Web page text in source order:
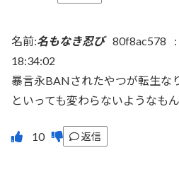
名前:名もなき忍び 80f8ac578 :
18:34:02
暴言永BANされたやつが転生な
といっても変わらないようなもん
返信